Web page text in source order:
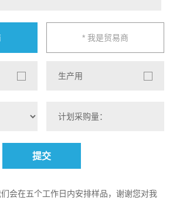
* 我是贸易商
生产用
提交
会在五个工作日内安排样品，谢谢您对我